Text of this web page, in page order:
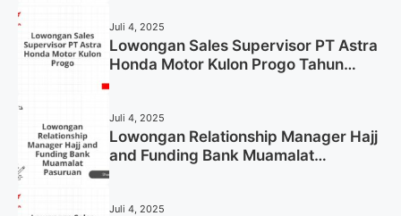
Juli 4, 2025
Lowongan Sales Supervisor PT Astra
Honda Motor Kulon Progo Tahun
Juli 4, 2025
Lowongan Relationship Manager Hajj
and Funding Bank Muamalat
Juli 4, 2025